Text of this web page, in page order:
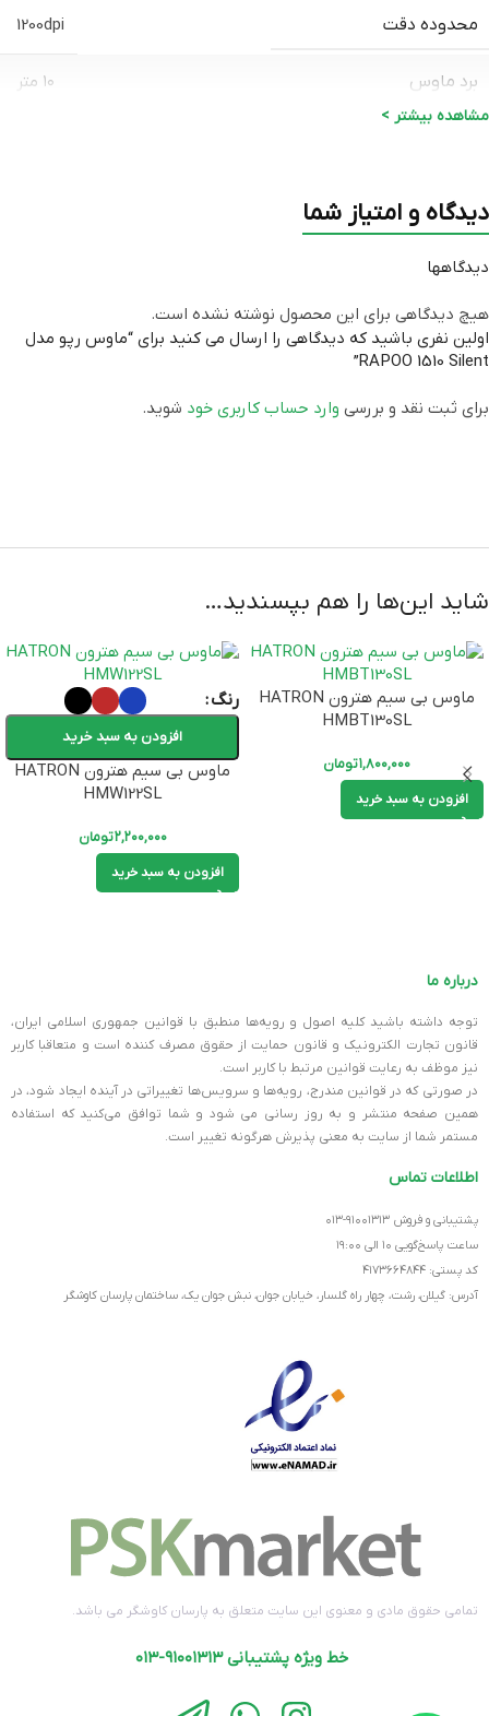
محدوده دقت 1200dpi
برد ماوس ۱۰ متر
گارانتی
اصلی (الماس، آواژنگ، ماتریس و
…)
مشاهده بیشتر >
دیدگاه و امتیاز شما
دیدگاهها
هیچ دیدگاهی برای این محصول نوشته نشده است.
اولین نفری باشید که دیدگاهی را ارسال می کنید برای “ماوس رپو مدل
RAPOO 1510 Silent”
برای ثبت نقد و بررسی وارد حساب کاربری خود شوید.
شاید این‌ها را هم بپسندید…
ماوس بی سیم هترون HATRON
HMBT130SL
۱,۸۰۰,۰۰۰تومان
افزودن به سبد خرید
رنگ
افزودن به سبد خرید
ماوس بی سیم هترون HATRON
HMW122SL
۲,۲۰۰,۰۰۰تومان
افزودن به سبد خرید
درباره ما
توجه داشته باشید کلیه اصول و رویه‏‌ها منطبق با قوانین جمهوری اسلامی ایران،
قانون تجارت الکترونیک و قانون حمایت از حقوق مصرف کننده است و متعاقبا کاربر
نیز موظف به رعایت قوانین مرتبط با کاربر است.
در صورتی که در قوانین مندرج، رویه‏‌ها و سرویس‏‌ها تغییراتی در آینده ایجاد شود، در
همین صفحه منتشر و به روز رسانی می شود و شما توافق می‏‌کنید که استفاده
مستمر شما از سایت به معنی پذیرش هرگونه تغییر است.
اطلاعات تماس
پشتیبانی و فروش ۹۱۰۰۱۳۱۳-۰۱۳
ساعت پاسخ‌گویی ۱۰ الی ۱۹:۰۰
کد پستی: ۴۱۷۳۶۶۴۸۴۴
آدرس: گیلان، رشت، چهار راه گلسار، خیابان جوان، نبش جوان یک، ساختمان پارسان کاوشگر
تمامی حقوق مادی و معنوی این سایت متعلق به پارسان کاوشگر می باشد.
خط ویژه پشتیبانی ۹۱۰۰۱۳۱۳-۰۱۳